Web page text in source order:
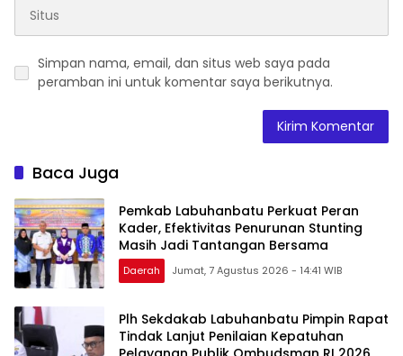
Simpan nama, email, dan situs web saya pada
peramban ini untuk komentar saya berikutnya.
Baca Juga
Pemkab Labuhanbatu Perkuat Peran
Kader, Efektivitas Penurunan Stunting
Masih Jadi Tantangan Bersama
Daerah Jumat, 7 Agustus 2026 - 14:41 WIB
Plh Sekdakab Labuhanbatu Pimpin Rapat
Tindak Lanjut Penilaian Kepatuhan